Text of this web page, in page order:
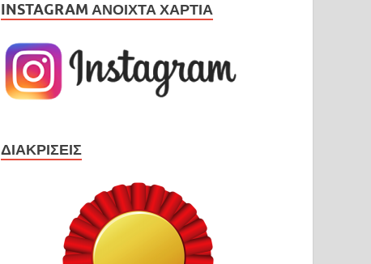
INSTAGRAM ΑΝΟΙΧΤΆ ΧΑΡΤΙΆ
ΔΙΑΚΡΊΣΕΙΣ